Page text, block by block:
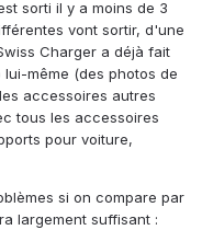
sorti il y a moins de 3
vont sortir, d'une
Charger a déjà fait
même (des photos de
accessoires autres
tous les accessoires
pour voiture,
si on compare par
largement suffisant :